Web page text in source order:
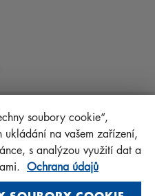
POLAND
soubory cookie“,
ukládání na vašem zařízení,
s analýzou využití dat a
Ochrana údajů